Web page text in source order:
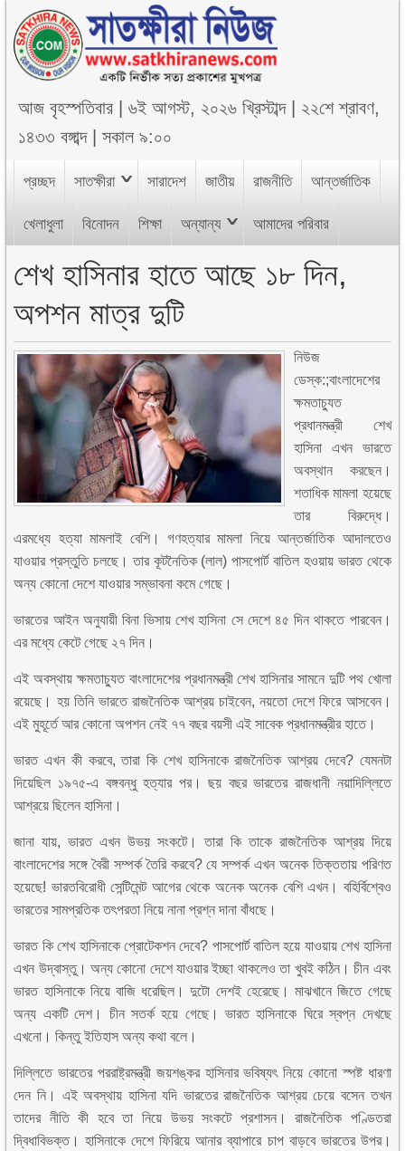
আজবৃহস্পতিবার |৬ই আগস্ট, ২০২৬ খ্রিস্টাব্দ| ২২শে শ্রাবণ,
১৪৩৩ বঙ্গাব্দ|সকাল ৯:০০
প্রচ্ছদ সাতক্ষীরা সারাদেশ জাতীয় রাজনীতি আন্তর্জাতিক
খেলাধুলা বিনোদন শিক্ষা অন্যান্য আমাদের পরিবার
শেখ হাসিনার হাতে আছে ১৮ দিন,
অপশন মাত্র দুটি
নিউজ
ডেস্ক:;বাংলাদেশের
ক্ষমতাচ্যুত
প্রধানমন্ত্রী শেখ
হাসিনা এখন ভারতে
অবস্থান করছেন।
শতাধিক মামলা হয়েছে
তার বিরুদ্ধে।
এরমধ্যে হত্যা মামলাই বেশি। গণহত্যার মামলা নিয়ে আন্তর্জাতিক আদালতেও
যাওয়ার প্রস্তুতি চলছে। তার কূটনৈতিক (লাল) পাসপোর্ট বাতিল হওয়ায় ভারত থেকে
অন্য কোনো দেশে যাওয়ার সম্ভাবনা কমে গেছে।
ভারতের আইন অনুযায়ী বিনা ভিসায় শেখ হাসিনা সে দেশে ৪৫ দিন থাকতে পারবেন।
এর মধ্যে কেটে গেছে ২৭ দিন।
এই অবস্থায় ক্ষমতাচ্যুত বাংলাদেশের প্রধানমন্ত্রী শেখ হাসিনার সামনে দুটি পথ খোলা
রয়েছে। হয় তিনি ভারতে রাজনৈতিক আশ্রয় চাইবেন, নয়তো দেশে ফিরে আসবেন।
এই মুহূর্তে আর কোনো অপশন নেই ৭৭ বছর বয়সী এই সাবেক প্রধানমন্ত্রীর হাতে।
ভারত এখন কী করবে, তারা কি শেখ হাসিনাকে রাজনৈতিক আশ্রয় দেবে? যেমনটা
দিয়েছিল ১৯৭৫-এ বঙ্গবন্ধু হত্যার পর। ছয় বছর ভারতের রাজধানী নয়াদিল্লিতে
আশ্রয়ে ছিলেন হাসিনা।
জানা যায়, ভারত এখন উভয় সংকটে। তারা কি তাকে রাজনৈতিক আশ্রয় দিয়ে
বাংলাদেশের সঙ্গে বৈরী সম্পর্ক তৈরি করবে? যে সম্পর্ক এখন অনেক তিক্ততায় পরিণত
হয়েছে! ভারতবিরোধী সেন্টিমেন্ট আগের থেকে অনেক অনেক বেশি এখন। বহির্বিশ্বেও
ভারতের সামপ্রতিক তৎপরতা নিয়ে নানা প্রশ্ন দানা বাঁধছে।
ভারত কি শেখ হাসিনাকে প্রোটেকশন দেবে? পাসপোর্ট বাতিল হয়ে যাওয়ায় শেখ হাসিনা
এখন উদ্বাস্তু। অন্য কোনো দেশে যাওয়ার ইচ্ছা থাকলেও তা খুবই কঠিন। চীন এবং
ভারত হাসিনাকে নিয়ে বাজি ধরেছিল। দুটো দেশই হেরেছে। মাঝখানে জিতে গেছে
অন্য একটি দেশ। চীন সতর্ক হয়ে গেছে। ভারত হাসিনাকে ঘিরে স্বপ্ন দেখছে
এখনো। কিন্তু ইতিহাস অন্য কথা বলে।
দিল্লিতে ভারতের পররাষ্ট্রমন্ত্রী জয়শঙ্কর হাসিনার ভবিষ্যৎ নিয়ে কোনো স্পষ্ট ধারণা
দেন নি। এই অবস্থায় হাসিনা যদি ভারতের রাজনৈতিক আশ্রয় চেয়ে বসেন তখন
তাদের নীতি কী হবে তা নিয়ে উভয় সংকটে প্রশাসন। রাজনৈতিক পণ্ডিতরা
দ্বিধাবিভক্ত। হাসিনাকে দেশে ফিরিয়ে আনার ব্যাপারে চাপ বাড়বে ভারতের উপর।